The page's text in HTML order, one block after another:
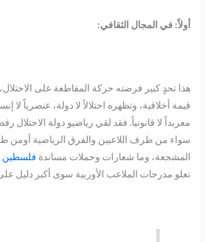
أولاً: في المجال الثقافي:
هذا تحدٍ كبير فرضته حركة المقاطعة على
قيمة أخلاقية، وتظهره احتلالاً لا دولة، عنصرياً لا
معربداً لا قانونياً. فقد لقي رياضيو دولة الاحتلال
سواء من طرف اللاعبين والفرق الرياضية أومن
المشجعة، وما شعارات وحملات مساندة فلسطين
تعلو مدرجات الملاعب الأوربية سوى أكبر دليل